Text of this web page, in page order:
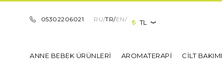
05302206021 RU/TR/EN/ TL
ANNE BEBEK ÜRÜNLERİ AROMATERAPİ CİLT BAKIMI